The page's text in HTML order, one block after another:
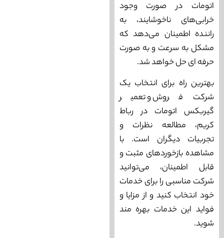
اتومات در صورت وجود
خرابی‌های ناخوشایند، به
راننده اطمینان می‌‌‌دهد که
مشکل به سرعت و به صورت
حرفه ‌ای حل خواهد شد.
بهترین راه برای انتخاب یک
شرکت فروش و تعمیر
گیربکس اتومات در رباط
کریم، مطالعه نظرات و
تجربیات دیگران است. با
مشاهده بازخوردهای مثبت و
قابل اطمینان، می‌‌‌توانید
شرکت مناسبی را برای خدمات
خود انتخاب کنید و از مزایا و
فواید این خدمات بهره ‌مند
شوید.